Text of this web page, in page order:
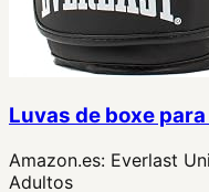
Luvas de boxe
Amazon.es: Everlast
Adultos